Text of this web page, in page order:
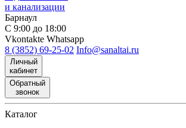
и канализации
Барнаул
С 9:00 до 18:00
Vkontakte Whatsapp
8 (3852) 69-25-02 Info@sanaltai.ru
Личный
кабинет
Обратный
звонок
Каталог